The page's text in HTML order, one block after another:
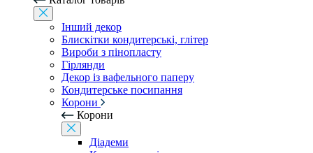
Інший декор
Блискітки кондитерські, глітер
Вироби з пінопласту
Гірлянди
Декор із вафельного паперу
Кондитерське посипання
Корони
Корони
Діадеми